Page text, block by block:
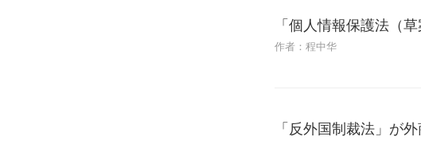
「個人情報保護法（
作者：程中华
「反外国制裁法」が